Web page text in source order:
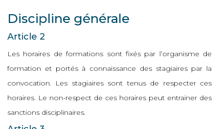
Discipline générale
Article 2
Les horaires de formations sont fixés par l’organisme de
formation et portés à connaissance des stagiaires par la
convocation. Les stagiaires sont tenus de respecter ces
horaires. Le non-respect de ces horaires peut entrainer des
sanctions disciplinaires.